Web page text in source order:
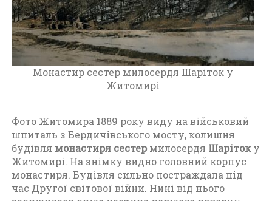
п
е
р
і
о
д
д
1
9
1
7
р
о
к
Монастир сестер милосердя Шаріток у
Житомирі
Фото Житомира 1889 року виду на військовий
шпиталь з Бердичівського мосту, колишня
будівля монастиря сестермилосердя Шарітоку
Житомирі. На знімку видно головний корпус
монастиря. Будівля сильно постраждала під
час Другої світової війни. Нині від нього